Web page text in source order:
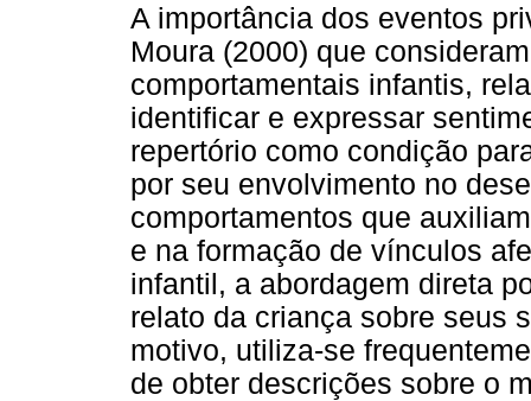
A importância dos eventos
Moura (2000) que
comportamentais infantis,
identificar e expressar
repertório como condição
por seu envolvimento no
comportamentos que
e na formação de vínculos
infantil, a abordagem direta
relato da criança sobre seus
motivo, utiliza-se
de obter descrições sobre o